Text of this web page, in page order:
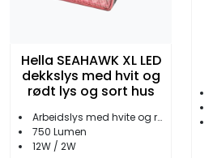
Hella SEAHAWK XL LED
dekkslys med hvit og
rødt lys og sort hus
Arbeidslys med hvite og røde LED
750 Lumen
12W / 2W